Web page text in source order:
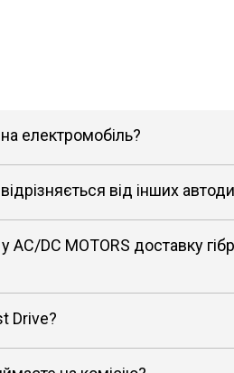
електромобіль?
від інших
DC MOTORS доставку
Drive?